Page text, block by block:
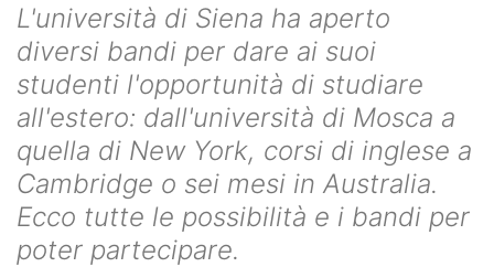
L'università di Siena ha aperto
diversi bandi per dare ai suoi
studenti l'opportunità di studiare
all'estero: dall'università di Mosca a
quella di New York, corsi di inglese a
Cambridge o sei mesi in Australia.
Ecco tutte le possibilità e i bandi per
poter partecipare.